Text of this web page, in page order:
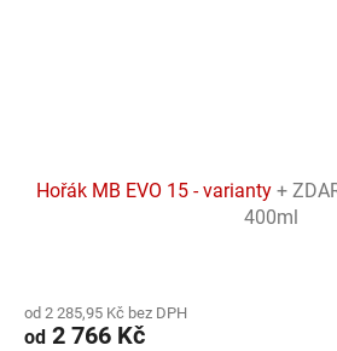
Hořák MB EVO 15 - varianty +
400ml
produktu
je
od 2 285,95 Kč bez DPH
od 2 766 Kč